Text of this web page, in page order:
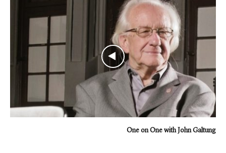
One on One with John Galtung